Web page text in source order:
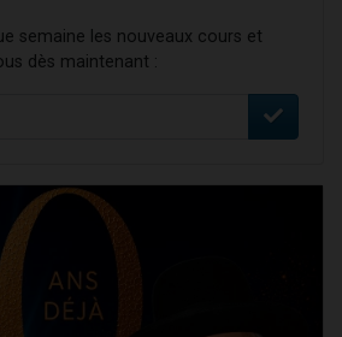
semaine les nouveaux cours et
dès maintenant :